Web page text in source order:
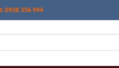
0938 356 994